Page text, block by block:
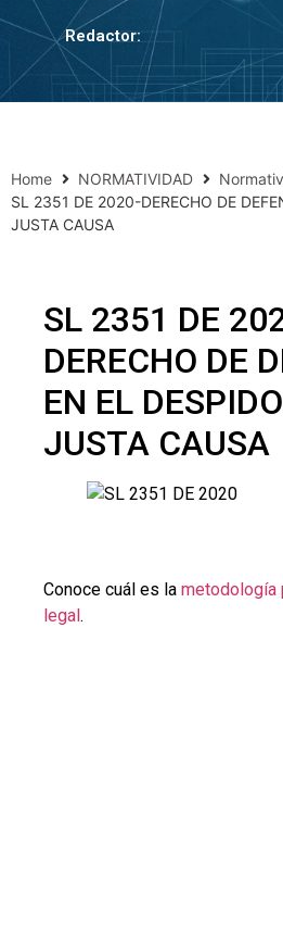
Redactor:
Home NORMATIVIDAD
SL 2351 DE 2020-DERECHO DE
JUSTA CAUSA
SL 2351 DE
DERECHO DE
EN EL
JUSTA CAUSA
Conoce cuál es la metodología
legal .